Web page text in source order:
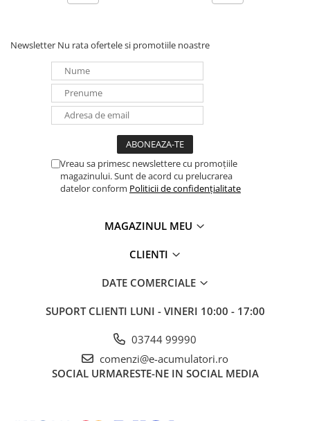
Newsletter Nu rata ofertele si promotiile noastre
Vreau sa primesc newslettere cu promoțiile
magazinului. Sunt de acord cu prelucrarea
datelor conform Politicii de confidențialitate
MAGAZINUL MEU
CLIENTI
DATE COMERCIALE
SUPORT CLIENTI LUNI - VINERI 10:00 - 17:00
03744 99990
comenzi@e-acumulatori.ro
SOCIAL URMARESTE-NE IN SOCIAL MEDIA